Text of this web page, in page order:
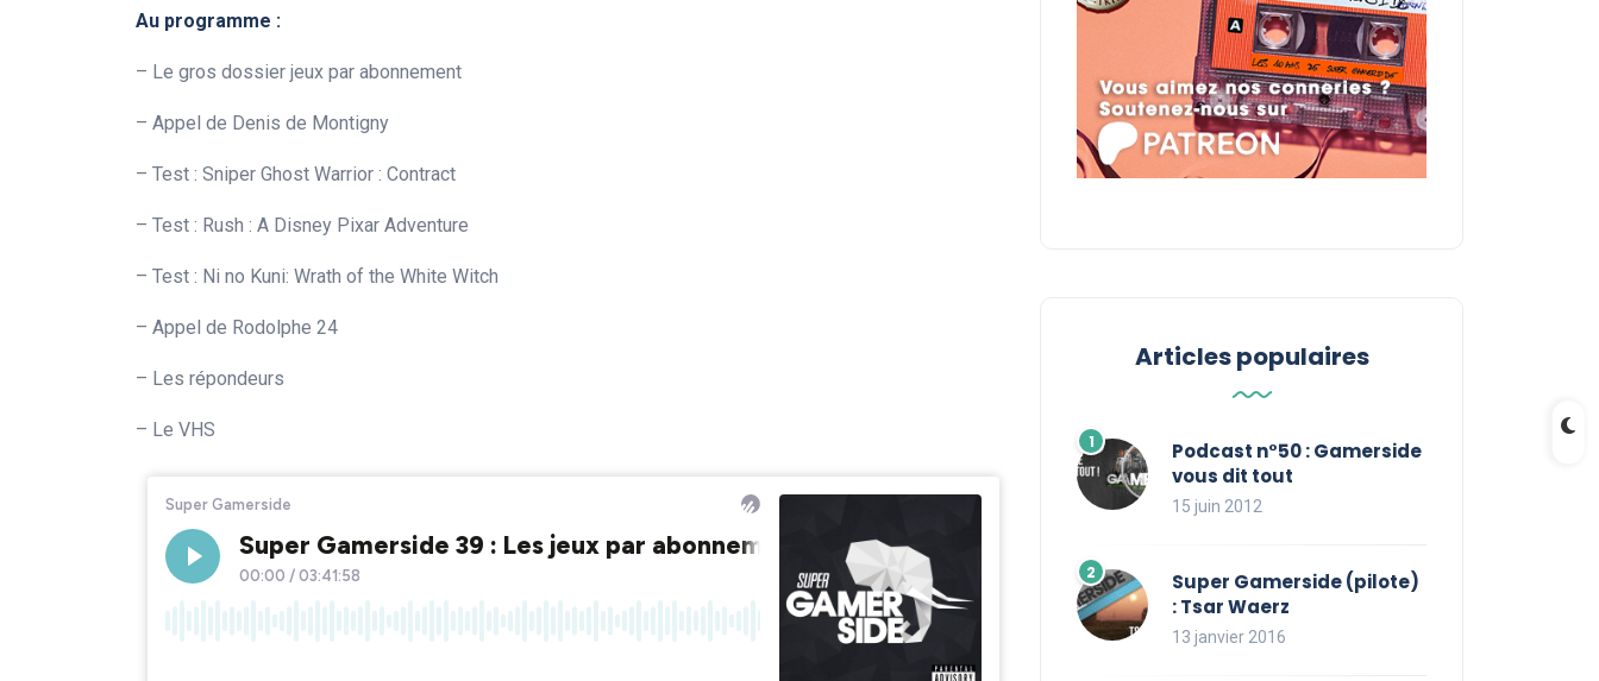
Au programme :
– Le gros dossier jeux par abonnement
– Appel de Denis de Montigny
– Test : Sniper Ghost Warrior : Contract
– Test : Rush : A Disney Pixar Adventure
– Test : Ni no Kuni: Wrath of the White Witch
– Appel de Rodolphe 24
– Les répondeurs
– Le VHS
Articles populaires
Podcast n°50 : Gamerside
vous dit tout
15 juin 2012
Super Gamerside (pilote)
: Tsar Waerz
13 janvier 2016